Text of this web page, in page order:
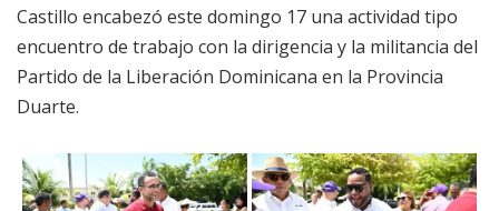
Castillo encabezó este domingo 17 una actividad tipo
encuentro de trabajo con la dirigencia y la militancia del
Partido de la Liberación Dominicana en la Provincia
Duarte.